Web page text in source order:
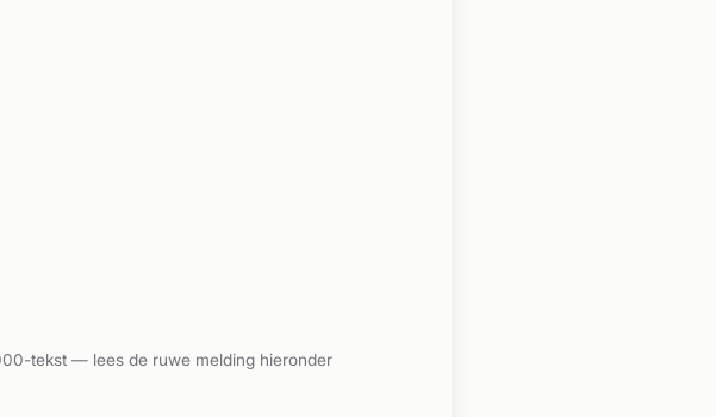
tekst — lees de ruwe melding hieronder